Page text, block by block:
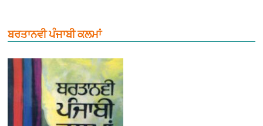
ਬਰਤਾਨਵੀ ਪੰਜਾਬੀ ਕਲਮਾਂ